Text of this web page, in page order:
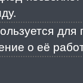
для
о её